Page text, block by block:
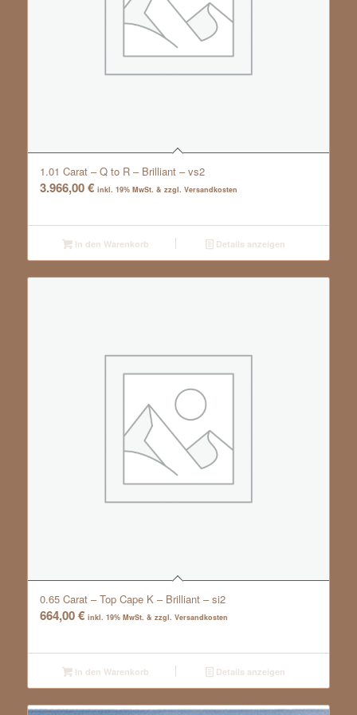
1.01 Carat – Q to R – Brilliant – vs2
3.966,00€ inkl. 19% MwSt. & zzgl. Versandkosten
In den Warenkorb Details anzeigen
0.65 Carat – Top Cape K – Brilliant – si2
664,00€ inkl. 19% MwSt. & zzgl. Versandkosten
In den Warenkorb Details anzeigen